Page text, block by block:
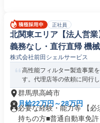
正社員
北関東エリア【法人営
義務なし・直行直帰 機
株式会社前田シェルサービス
高性能フィルター製造事業
す。代理店等の依頼に同行
群馬県高崎市
月給22万円～28万円
必要な経験・能力等 【必
持ちの方■普通自動車免許